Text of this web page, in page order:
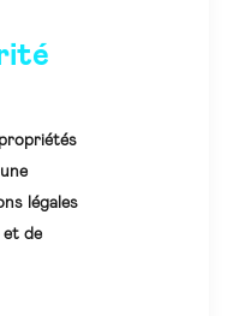
légales
et de